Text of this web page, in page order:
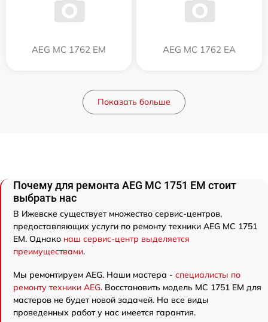
AEG MC 1762 EM AEG MC 1762 EA
Показать больше
Почему для ремонта AEG MC 1751 EM стоит
выбрать нас
В Ижевске существует множество сервис-центров,
предоставляющих услуги по ремонту техники AEG MC 1751
EM. Однако наш сервис-центр выделяется
преимуществами.
Мы ремонтируем AEG. Наши мастера - специалисты по
ремонту техники AEG. Восстановить модель MC 1751 EM для
мастеров не будет новой задачей. На все виды
проведенных работ у нас имеется гарантия.